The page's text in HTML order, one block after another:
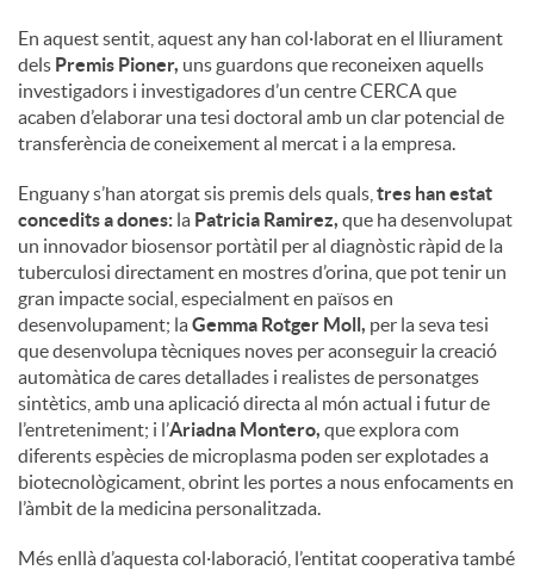
u
t
s
En aquest sentit, aquest any han col·laborat en el lliurament
dels Premis Pioner, uns guardons que reconeixen aquells
investigadors i investigadores d’un centre CERCA que
acaben d’elaborar una tesi doctoral amb un clar potencial de
transferència de coneixement al mercat i a la empresa.
Enguany s’han atorgat sis premis dels quals, tres han estat
concedits a dones: la Patricia Ramirez, que ha desenvolupat
un innovador biosensor portàtil per al diagnòstic ràpid de la
tuberculosi directament en mostres d’orina, que pot tenir un
gran impacte social, especialment en països en
desenvolupament; laGemma Rotger Moll, per la seva tesi
que desenvolupa tècniques noves per aconseguir la creació
automàtica de cares detallades i realistes de personatges
sintètics, amb una aplicació directa al món actual i futur de
l’entreteniment; i l’Ariadna Montero, que explora com
diferents espècies de microplasma poden ser explotades a
biotecnològicament, obrint les portes a nous enfocaments en
l’àmbit de la medicina personalitzada.
Més enllà d’aquesta col·laboració, l’entitat cooperativa també